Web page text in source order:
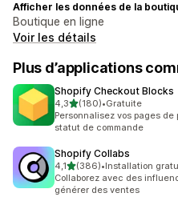
Afficher les données de la
Boutique en ligne
Voir les détails
Plus d’applications
Shopify Checkout Blocks
4,3étoile(s) sur 5
(180)
180 avis au total
•Gratuite
Personnalisez vos pages
statut de commande
Shopify Collabs
4,1étoile(s) sur 5
(386)
386 avis au total
•Installation
Collaborez avec des
générer des ventes